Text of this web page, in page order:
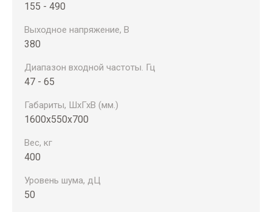
155 - 490
Выходное напряжение, В
380
Диапазон входной частоты. Гц
47 - 65
Габариты, ШхГхВ (мм.)
1600x550x700
Вес, кг
400
Уровень шума, дЦ
50